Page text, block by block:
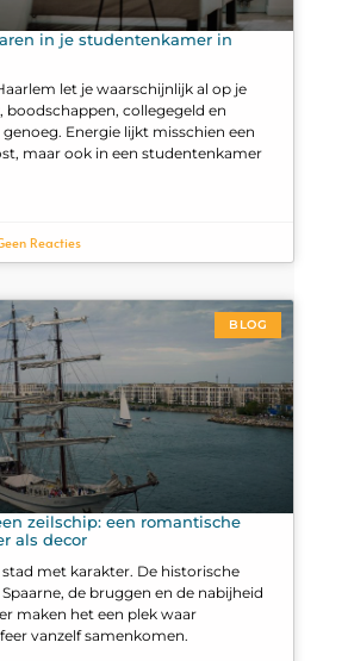
in je studentenkamer in
let je waarschijnlijk al op je
boodschappen, collegegeld en
Energie lijkt misschien een
maar ook in een studentenkamer
Reacties
BLOG
zeilschip: een romantische
als decor
stad met karakter. De historische
de bruggen en de nabijheid
maken het een plek waar
vanzelf samenkomen.